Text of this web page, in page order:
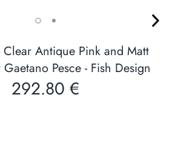
Clear Antique Pink and Matt
Pesce - Fish Design
292.80 €